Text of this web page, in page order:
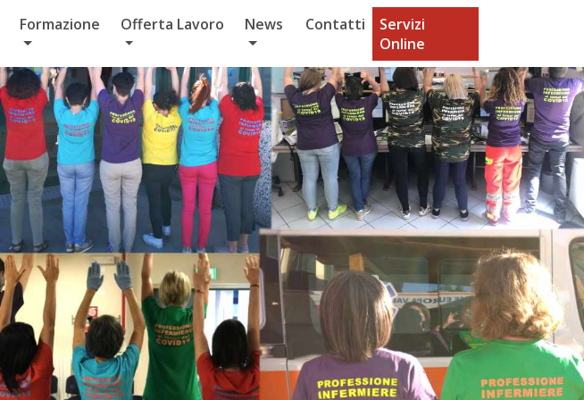
Formazione Offerta Lavoro News Contatti
Servizi
Online